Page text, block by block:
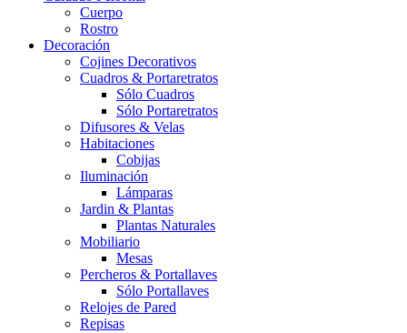
Cuerpo
Rostro
Decoración
Cojines Decorativos
Cuadros & Portaretratos
Sólo Cuadros
Sólo Portaretratos
Difusores & Velas
Habitaciones
Cobijas
Iluminación
Lámparas
Jardin & Plantas
Plantas Naturales
Mobiliario
Mesas
Percheros & Portallaves
Sólo Portallaves
Relojes de Pared
Repisas